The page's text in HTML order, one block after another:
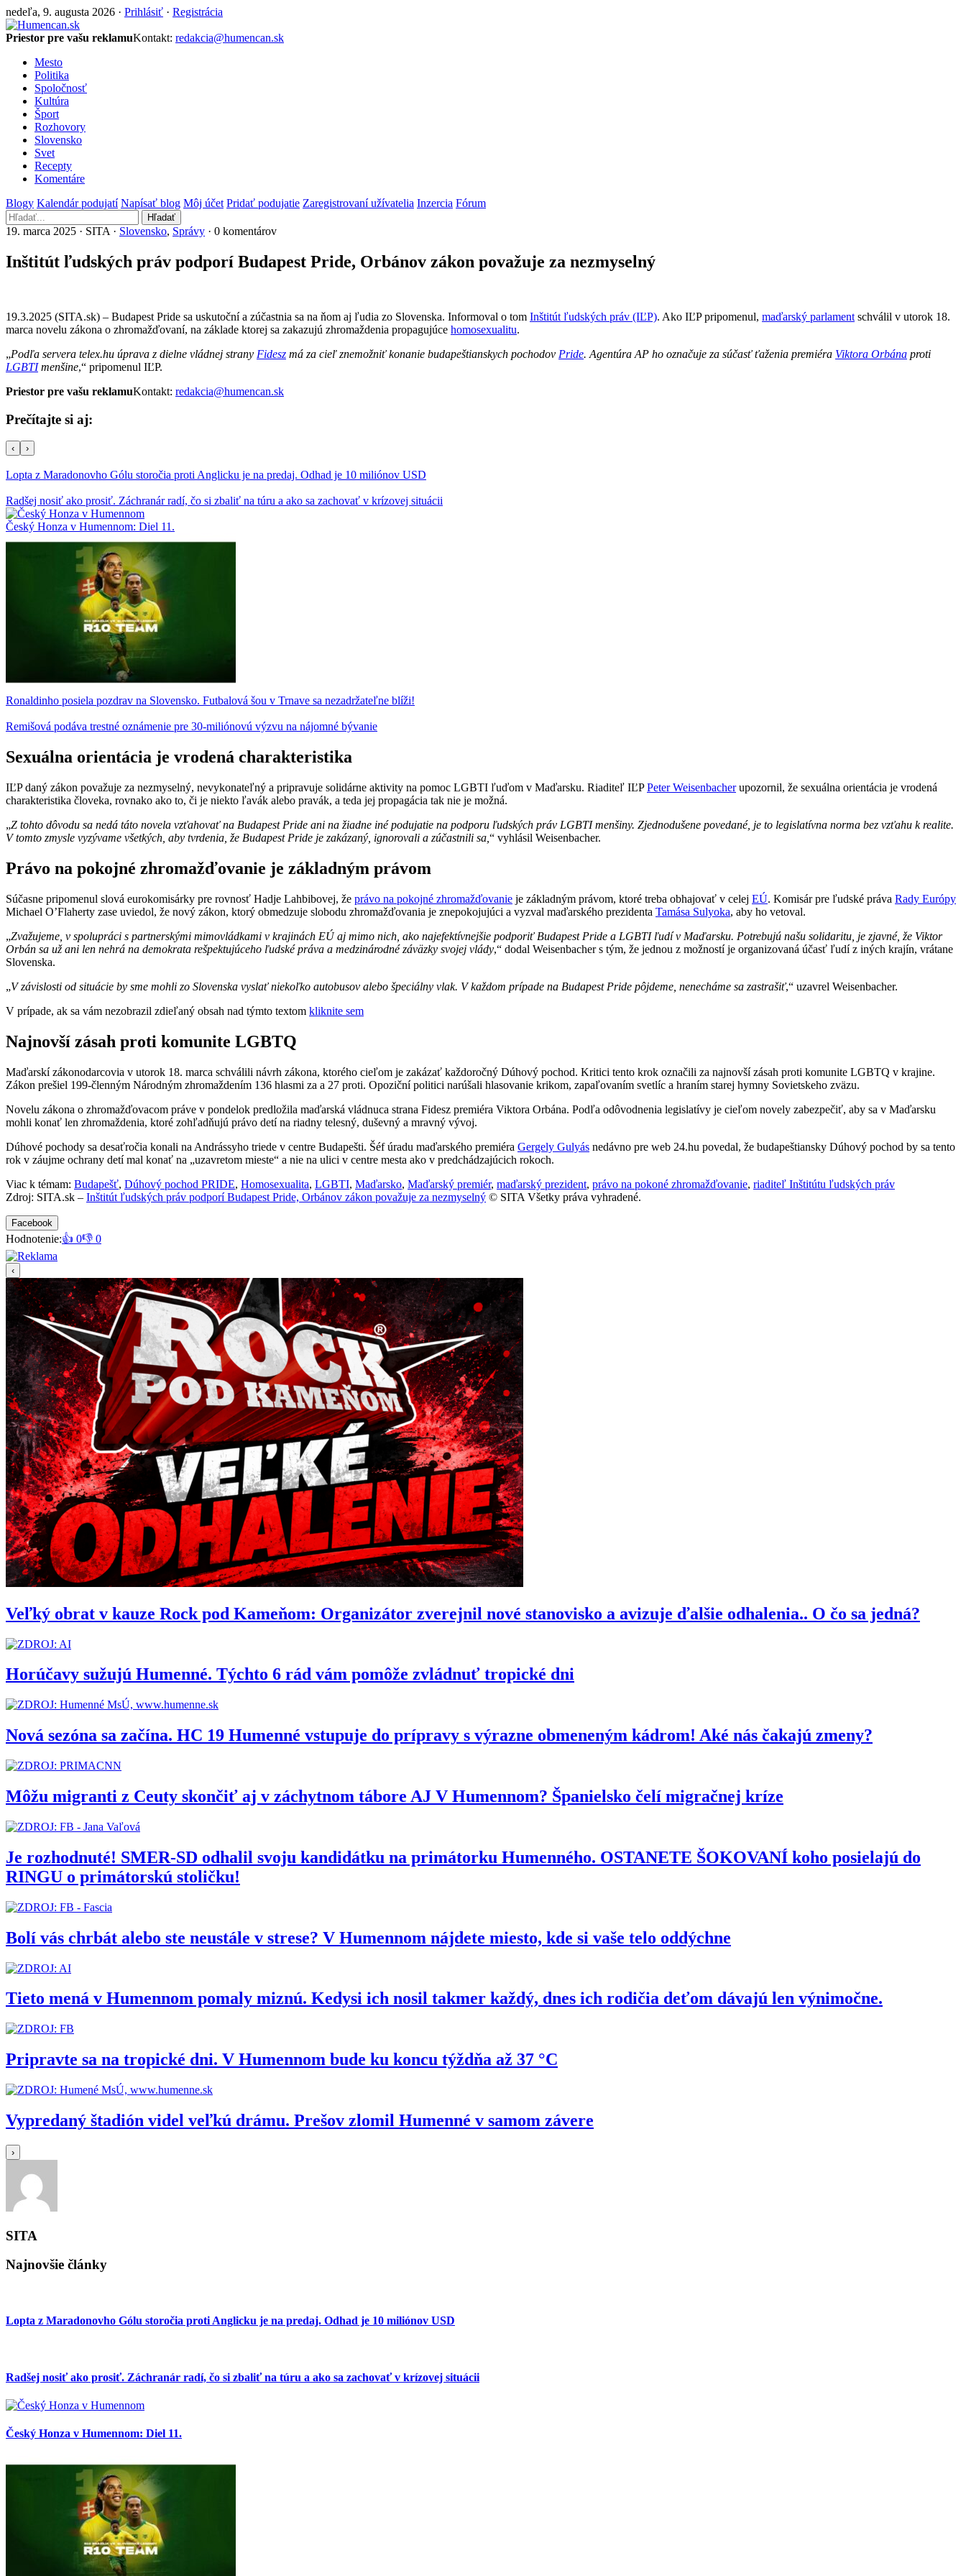
nedeľa, 9. augusta 2026 · Prihlásiť · Registrácia
Priestor pre vašu reklamuKontakt: redakcia@humencan.sk
Mesto
Politika
Spoločnosť
Kultúra
Šport
Rozhovory
Slovensko
Svet
Recepty
Komentáre
Blogy Kalendár podujatí Napísať blog Môj účet Pridať podujatie Zaregistrovaní užívatelia Inzercia Fórum
Hľadať
19. marca 2025 · SITA · Slovensko, Správy · 0 komentárov
Inštitút ľudských práv podporí Budapest Pride, Orbánov zákon považuje za nezmyselný
19.3.2025 (SITA.sk) – Budapest Pride sa uskutoční a zúčastnia sa na ňom aj ľudia zo Slovenska. Informoval o tom Inštitút ľudských práv (IĽP). Ako IĽP pripomenul, maďarský parlament schválil v utorok 18.
marca novelu zákona o zhromažďovaní, na základe ktorej sa zakazujú zhromaždenia propagujúce homosexualitu.
„Podľa servera telex.hu úprava z dielne vládnej strany Fidesz má za cieľ znemožniť konanie budapeštianskych pochodov Pride. Agentúra AP ho označuje za súčasť ťaženia premiéra Viktora Orbána proti
LGBTImenšine,“ pripomenul IĽP.
Priestor pre vašu reklamuKontakt: redakcia@humencan.sk
Prečítajte si aj:
‹ ›
Lopta z Maradonovho Gólu storočia proti Anglicku je na predaj. Odhad je 10 miliónov USD
Radšej nosiť ako prosiť. Záchranár radí, čo si zbaliť na túru a ako sa zachovať v krízovej situácii
Český Honza v Humennom: Diel 11.
Ronaldinho posiela pozdrav na Slovensko. Futbalová šou v Trnave sa nezadržateľne blíži!
Remišová podáva trestné oznámenie pre 30-miliónovú výzvu na nájomné bývanie
Sexuálna orientácia je vrodená charakteristika
IĽP daný zákon považuje za nezmyselný, nevykonateľný a pripravuje solidárne aktivity na pomoc LGBTI ľuďom v Maďarsku. Riaditeľ IĽPPeter Weisenbacherupozornil, že sexuálna orientácia je vrodená
charakteristika človeka, rovnako ako to, či je niekto ľavák alebo pravák, a teda jej propagácia tak nie je možná.
„Z tohto dôvodu sa nedá táto novela vzťahovať na Budapest Pride ani na žiadne iné podujatie na podporu ľudských práv LGBTI menšiny. Zjednodušene povedané, je to legislatívna norma bez vzťahu k realite.
V tomto zmysle vyzývame všetkých, aby tvrdenia, že Budapest Pride je zakázaný, ignorovali a zúčastnili sa, “ vyhlásil Weisenbacher.
Právo na pokojné zhromažďovanie je základným právom
Súčasne pripomenul slová eurokomisárky pre rovnosť Hadje Lahbibovej, že právo na pokojné zhromažďovanie je základným právom, ktoré treba obhajovať v celej EÚ. Komisár pre ľudské práva Rady Európy
Michael O’Flaherty zase uviedol, že nový zákon, ktorý obmedzuje slobodu zhromažďovania je znepokojujúci a vyzval maďarského prezidenta Tamása Sulyoka, aby ho vetoval.
„Zvažujeme, v spolupráci s partnerskými mimovládkami v krajinách EÚ aj mimo nich, ako najefektívnejšie podporiť Budapest Pride a LGBTI ľudí v Maďarsku. Potrebujú našu solidaritu, je zjavné, že Viktor
Orbán sa už ani len nehrá na demokrata rešpektujúceho ľudské práva a medzinárodné záväzky svojej vlády,“ dodal Weisenbacher s tým, že jednou z možností je organizovaná účasť ľudí z iných krajín, vrátane
Slovenska.
„V závislosti od situácie by sme mohli zo Slovenska vyslať niekoľko autobusov alebo špeciálny vlak. V každom prípade na Budapest Pride pôjdeme, nenecháme sa zastrašiť,“ uzavrel Weisenbacher.
V prípade, ak sa vám nezobrazil zdieľaný obsah nad týmto textom kliknite sem
Najnovší zásah proti komunite LGBTQ
Maďarskí zákonodarcovia v utorok 18. marca schválili návrh zákona, ktorého cieľom je zakázať každoročný Dúhový pochod. Kritici tento krok označili za najnovší zásah proti komunite LGBTQ v krajine.
Zákon prešiel 199-členným Národným zhromaždením 136 hlasmi za a 27 proti. Opoziční politici narúšali hlasovanie krikom, zapaľovaním svetlíc a hraním starej hymny Sovietskeho zväzu.
Novelu zákona o zhromažďovacom práve v pondelok predložila maďarská vládnuca strana Fidesz premiéra Viktora Orbána. Podľa odôvodnenia legislatívy je cieľom novely zabezpečiť, aby sa v Maďarsku
mohli konať len zhromaždenia, ktoré zohľadňujú právo detí na riadny telesný, duševný a mravný vývoj.
Dúhové pochody sa desaťročia konali na Andrássyho triede v centre Budapešti. Šéf úradu maďarského premiéra Gergely Gulyás nedávno pre web 24.hu povedal, že budapeštiansky Dúhový pochod by sa tento
rok v záujme ochrany detí mal konať na „uzavretom mieste“ a nie na ulici v centre mesta ako v predchádzajúcich rokoch.
Viac k témam: Budapešť, Dúhový pochod PRIDE, Homosexualita, LGBTI, Maďarsko, Maďarský premiér, maďarský prezident, právo na pokoné zhromažďovanie, riaditeľ Inštitútu ľudských práv
Zdroj: SITA.sk – Inštitút ľudských práv podporí Budapest Pride, Orbánov zákon považuje za nezmyselný © SITA Všetky práva vyhradené.
Facebook
Hodnotenie:👍 0👎 0
‹
Veľký obrat v kauze Rock pod Kameňom: Organizátor zverejnil nové stanovisko a avizuje ďalšie odhalenia.. O čo sa jedná?
Horúčavy sužujú Humenné. Týchto 6 rád vám pomôže zvládnuť tropické dni
Nová sezóna sa začína. HC 19 Humenné vstupuje do prípravy s výrazne obmeneným kádrom! Aké nás čakajú zmeny?
Môžu migranti z Ceuty skončiť aj v záchytnom tábore AJ V Humennom? Španielsko čelí migračnej kríze
Je rozhodnuté! SMER-SD odhalil svoju kandidátku na primátorku Humenného. OSTANETE ŠOKOVANÍ koho posielajú do
RINGU o primátorskú stoličku!
Bolí vás chrbát alebo ste neustále v strese? V Humennom nájdete miesto, kde si vaše telo oddýchne
Tieto mená v Humennom pomaly miznú. Kedysi ich nosil takmer každý, dnes ich rodičia deťom dávajú len výnimočne.
Pripravte sa na tropické dni. V Humennom bude ku koncu týždňa až 37 °C
Vypredaný štadión videl veľkú drámu. Prešov zlomil Humenné v samom závere
›
SITA
Najnovšie články
Lopta z Maradonovho Gólu storočia proti Anglicku je na predaj. Odhad je 10 miliónov USD
Radšej nosiť ako prosiť. Záchranár radí, čo si zbaliť na túru a ako sa zachovať v krízovej situácii
Český Honza v Humennom: Diel 11.